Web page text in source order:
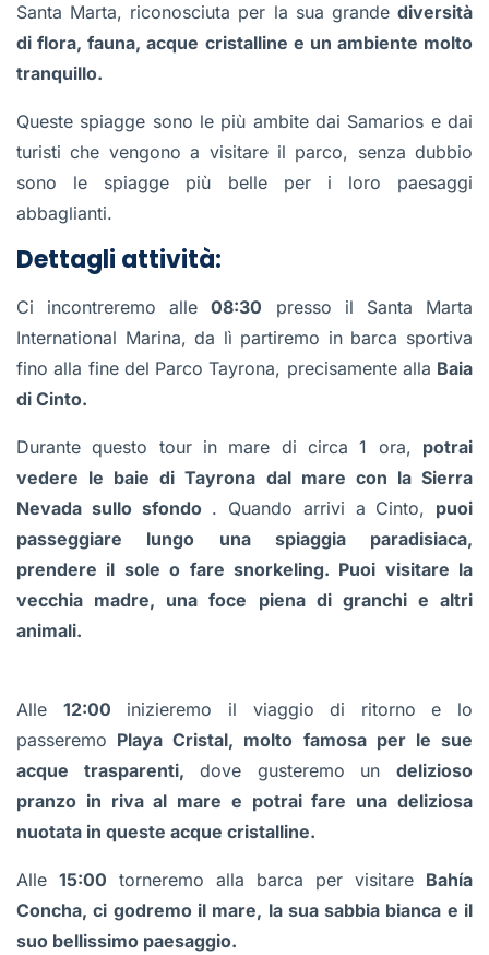
Santa Marta, riconosciuta per la sua grande diversità
di flora, fauna, acque cristalline e un ambiente molto
tranquillo.
Queste spiagge sono le più ambite dai Samarios e dai
turisti che vengono a visitare il parco, senza dubbio
sono le spiagge più belle per i loro paesaggi
abbaglianti.
Dettagli attività:
Ci incontreremo alle08:30 presso il Santa Marta
International Marina, da lì partiremo in barca sportiva
fino alla fine del Parco Tayrona, precisamente alla Baia
di Cinto.
Durante questo tour in mare di circa 1 ora, potrai
vedere le baie di Tayrona dal mare con la Sierra
Nevada sullo sfondo. Quando arrivi a Cinto, puoi
passeggiare lungo una spiaggia paradisiaca,
prendere il sole o fare snorkeling. Puoi visitare la
vecchia madre, una foce piena di granchi e altri
animali.
Alle 12:00 inizieremo il viaggio di ritorno e lo
passeremo Playa Cristal, molto famosa per le sue
acque trasparenti, dove gusteremo undelizioso
pranzo in riva al mare e potrai fare una deliziosa
nuotata in queste acque cristalline.
Alle 15:00 torneremo alla barca per visitare Bahía
Concha, ci godremo il mare, la sua sabbia bianca e il
suo bellissimo paesaggio.